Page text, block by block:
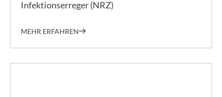
Infektionserreger (NRZ)
MEHR ERFAHREN